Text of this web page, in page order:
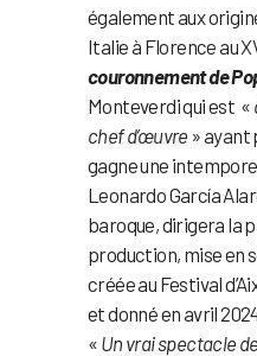
également aux
Italie à Florence au
couronnement de
Monteverdi qui est «
chef d’œuvre » ayant
gagne une
Leonardo García
baroque, dirigera la
production, mise en
créée au Festival
et donné en avril
« Un vrai spectacle